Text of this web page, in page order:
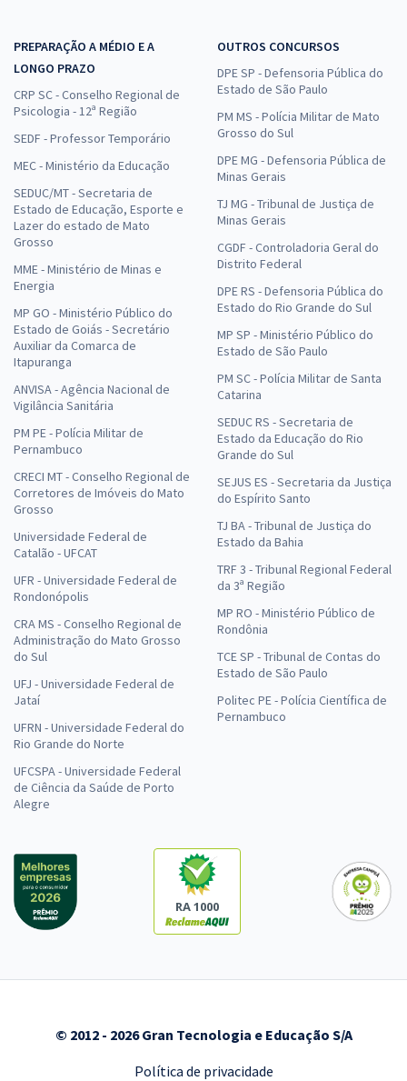
PREPARAÇÃO A MÉDIO E A
LONGO PRAZO
CRP SC - Conselho Regional de
Psicologia - 12ª Região
SEDF - Professor Temporário
MEC - Ministério da Educação
SEDUC/MT - Secretaria de
Estado de Educação, Esporte e
Lazer do estado de Mato
Grosso
MME - Ministério de Minas e
Energia
MP GO - Ministério Público do
Estado de Goiás - Secretário
Auxiliar da Comarca de
Itapuranga
ANVISA - Agência Nacional de
Vigilância Sanitária
PM PE - Polícia Militar de
Pernambuco
CRECI MT - Conselho Regional de
Corretores de Imóveis do Mato
Grosso
Universidade Federal de
Catalão - UFCAT
UFR - Universidade Federal de
Rondonópolis
CRA MS - Conselho Regional de
Administração do Mato Grosso
do Sul
UFJ - Universidade Federal de
Jataí
UFRN - Universidade Federal do
Rio Grande do Norte
UFCSPA - Universidade Federal
de Ciência da Saúde de Porto
Alegre
OUTROS CONCURSOS
DPE SP - Defensoria Pública do
Estado de São Paulo
PM MS - Polícia Militar de Mato
Grosso do Sul
DPE MG - Defensoria Pública de
Minas Gerais
TJ MG - Tribunal de Justiça de
Minas Gerais
CGDF - Controladoria Geral do
Distrito Federal
DPE RS - Defensoria Pública do
Estado do Rio Grande do Sul
MP SP - Ministério Público do
Estado de São Paulo
PM SC - Polícia Militar de Santa
Catarina
SEDUC RS - Secretaria de
Estado da Educação do Rio
Grande do Sul
SEJUS ES - Secretaria da Justiça
do Espírito Santo
TJ BA - Tribunal de Justiça do
Estado da Bahia
TRF 3 - Tribunal Regional Federal
da 3ª Região
MP RO - Ministério Público de
Rondônia
TCE SP - Tribunal de Contas do
Estado de São Paulo
Politec PE - Polícia Científica de
Pernambuco
RA 1000
© 2012 - 2026 Gran Tecnologia e Educação S/A
Política de privacidade